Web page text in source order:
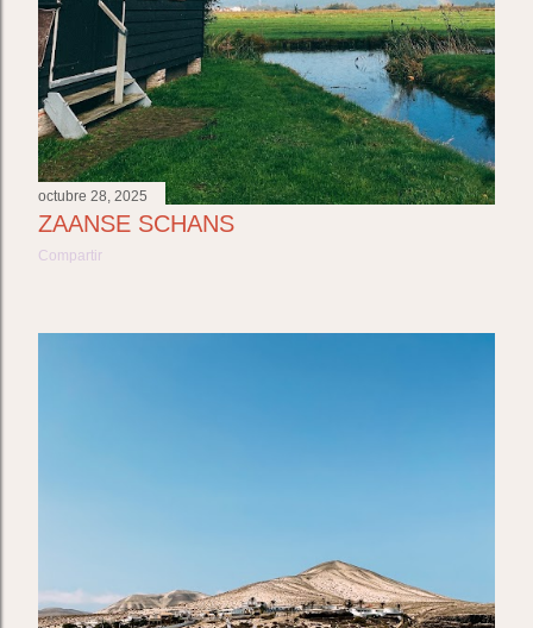
octubre 28, 2025
ZAANSE SCHANS
Compartir